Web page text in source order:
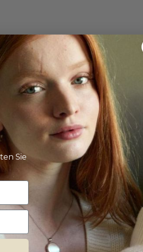
RINGRÖSSE BESTIMMEN
Wie finde ich die
Die Auswahl ist groß, aber es gibt
Ihnen dabei ganz einfach die
Weiter zu unserem Ringgrößen - Guide
Sie